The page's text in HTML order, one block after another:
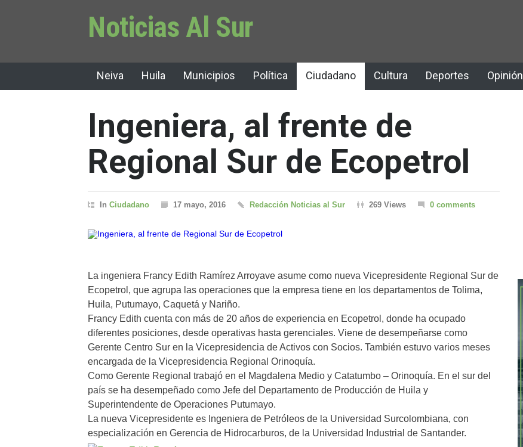
Noticias Al Sur
Neiva Huila Municipios Política Ciudadano Cultura Deportes Opinión
Ingeniera, al frente de
Regional Sur de Ecopetrol
In Ciudadano 17 mayo, 2016 Redacción Noticias al Sur 269 Views 0 comments
La ingeniera Francy Edith Ramírez Arroyave asume como nueva Vicepresidente Regional Sur de
Ecopetrol, que agrupa las operaciones que la empresa tiene en los departamentos de Tolima,
Huila, Putumayo, Caquetá y Nariño.
Francy Edith cuenta con más de 20 años de experiencia en Ecopetrol, donde ha ocupado
diferentes posiciones, desde operativas hasta gerenciales. Viene de desempeñarse como
Gerente Centro Sur en la Vicepresidencia de Activos con Socios. También estuvo varios meses
encargada de la Vicepresidencia Regional Orinoquía.
Como Gerente Regional trabajó en el Magdalena Medio y Catatumbo – Orinoquía. En el sur del
país se ha desempeñado como Jefe del Departamento de Producción de Huila y
Superintendente de Operaciones Putumayo.
La nueva Vicepresidente es Ingeniera de Petróleos de la Universidad Surcolombiana, con
especialización en Gerencia de Hidrocarburos, de la Universidad Industrial de Santander.